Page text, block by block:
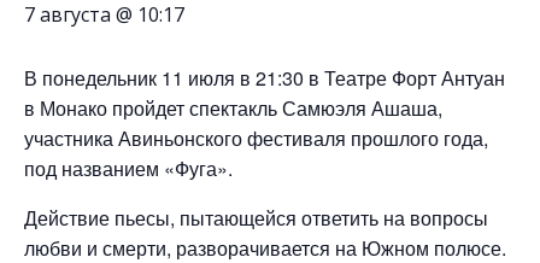
7 августа @ 10:17
В понедельник 11 июля в 21:30 в Театре Форт Антуан
в Монако пройдет спектакль Самюэля Ашаша,
участника Авиньонского фестиваля прошлого года,
под названием «Фуга».
Действие пьесы, пытающейся ответить на вопросы
любви и смерти, разворачивается на Южном полюсе.